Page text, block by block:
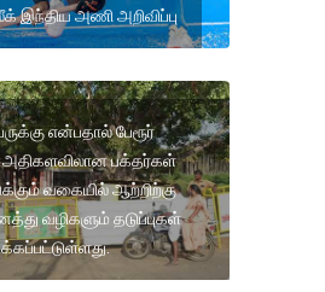
இந்திய அணி அறிவிப்பு
என்பதால் பேரூர்
அதிகளவிலான பக்தர்கள்
வகையில் ஆற்றிற்கு
வழிகளும் தடுப்புகள்